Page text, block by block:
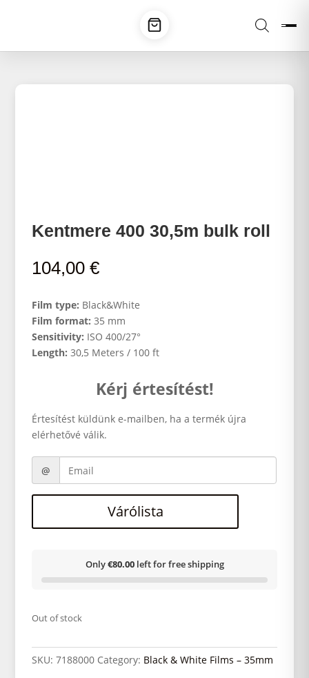
Kentmere 400 30,5m bulk roll
104,00€
Film type: Black&White
Film format: 35 mm
Sensitivity: ISO 400/27°
Length: 30,5 Meters / 100 ft
Kérj értesítést!
Értesítést küldünk e-mailben, ha a termék újra
elérhetővé válik.
Várólista
Only€80.00left for free shipping
Out of stock
SKU:7188000 Category: Black & White Films – 35mm